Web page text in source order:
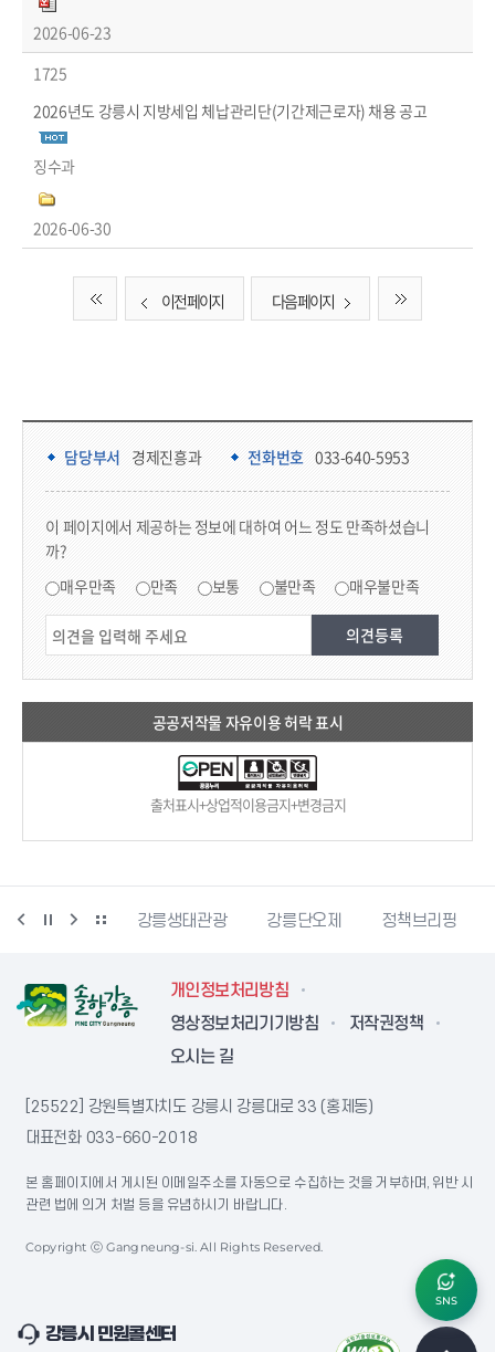
2026-06-23
1725
2026년도 강릉시 지방세입 체납관리단(기간제근로자) 채용 공고
징수과
2026-06-30
이전 페이지 다음 페이지
담당부서 정보 & 컨텐츠 만족도 조사 & 공공저작물 자유이용 허락 표시
담당부서 경제진흥과 전화번호 033-640-5953
이 페이지에서 제공하는 정보에 대하여 어느 정도 만족하셨습니
까?
매우만족 만족 보통 불만족 매우불만족
공공저작물 자유이용 허락 표시
출처표시+상업적이용금지+변경금지
터 강릉생태관광 강릉단오제 정책브리핑 강원더몰
개인정보처리방침
영상정보처리기기방침
저작권정책
오시는 길
[25522] 강원특별자치도 강릉시 강릉대로 33 (홍제동)
대표전화 033-660-2018
본 홈페이지에서 게시된 이메일주소를 자동으로 수집하는 것을 거부하며, 위반 시
관련 법에 의거 처벌 등을 유념하시기 바랍니다.
Copyright ⓒ Gangneung-si. All Rights Reserved.
강릉시 민원콜센터
SNS